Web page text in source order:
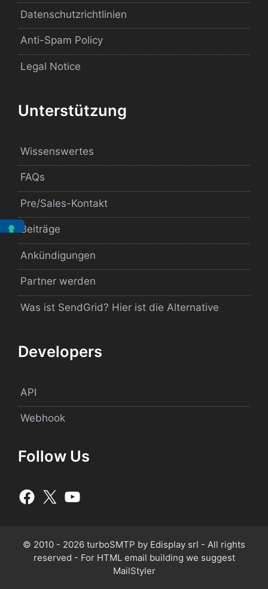
Datenschutzrichtlinien
Anti-Spam Policy
Legal Notice
Unterstützung
Wissenswertes
FAQs
Pre/Sales-Kontakt
Beiträge
Ankündigungen
Partner werden
Was ist SendGrid? Hier ist die Alternative
Developers
API
Webhook
Follow Us
© 2010 - 2026 turboSMTP by Edisplay srl - All rights
reserved - For HTML email building we suggest
MailStyler